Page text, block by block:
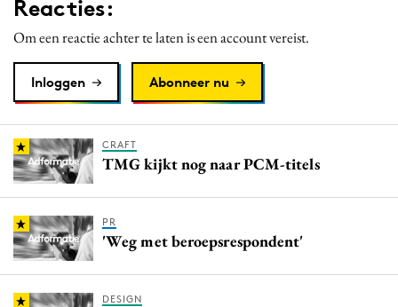
Programmatic
Reputatie & crisis
Reacties:
Om een reactie achter te laten is een account vereist.
Inloggen Abonneer nu
CRAFT
TMG kijkt nog naar PCM-titels
PR
'Weg met beroepsrespondent'
DESIGN